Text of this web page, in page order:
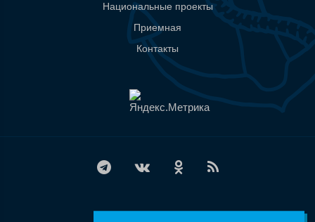
Национальные проекты
Приемная
Контакты